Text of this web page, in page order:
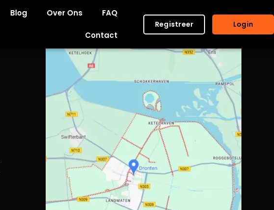
Blog Over Ons FAQ
Contact
Registreer Login